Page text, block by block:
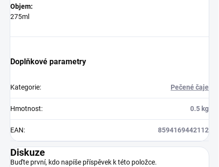
Objem:
275ml
Doplňkové parametry
Kategorie: Pečené čaje
Hmotnost: 0.5 kg
EAN: 8594169442112
Diskuze
Buďte první, kdo napíše příspěvek k této položce.